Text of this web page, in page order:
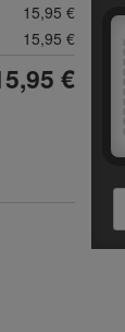
15,95 €
15,95 €
€